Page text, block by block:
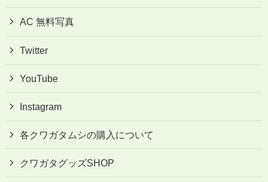
AC 無料写真
Twitter
YouTube
Instagram
各クワガタムシの購入について
クワガタグッズSHOP